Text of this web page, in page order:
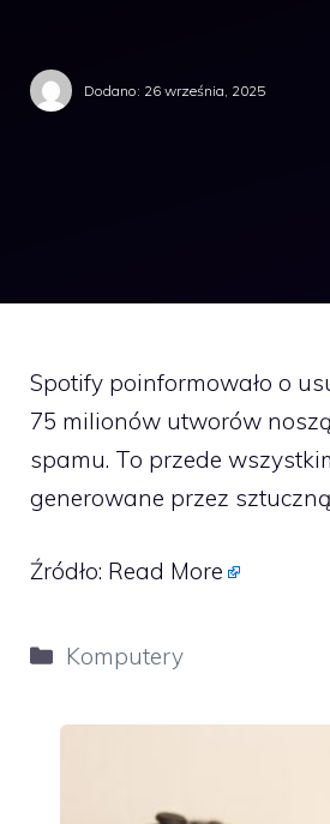
Dodano: 26 września, 2025
Spotify poinformowało o
75 milionów utworów
spamu. To przede
generowane przez
Źródło: Read More
Kategorie
Komputery